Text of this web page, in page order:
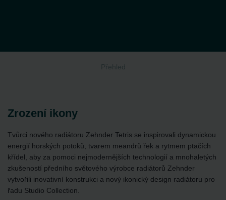
Přehled
Zrození ikony
Tvůrci nového radiátoru Zehnder Tetris se inspirovali dynamickou
energií horských potoků, tvarem meandrů řek a rytmem ptačích
křídel, aby za pomoci nejmodernějších technologií a mnohaletých
zkušeností předního světového výrobce radiátorů Zehnder
vytvořili inovativní konstrukci a nový ikonický design radiátoru pro
řadu Studio Collection.